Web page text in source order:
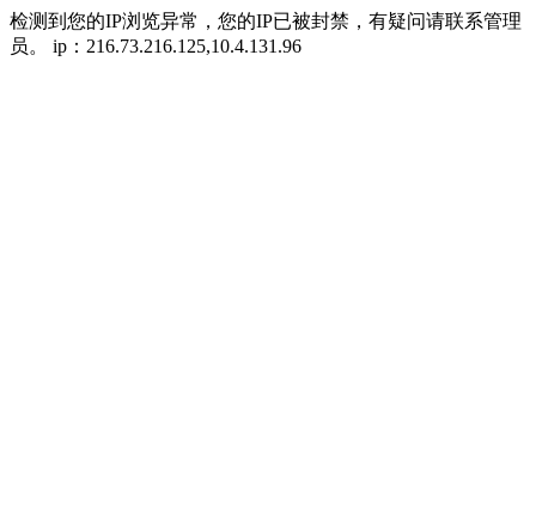
检测到您的IP浏览异常，您的IP已被封禁，有疑问请联系管理
员。 ip：216.73.216.125,10.4.131.96